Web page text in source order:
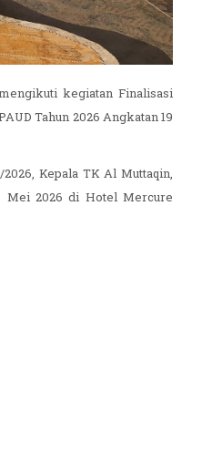
kegiatan Finalisasi
Tahun 2026 Angkatan 19
Kepala TK Al Muttaqin,
Mei 2026 di Hotel Mercure